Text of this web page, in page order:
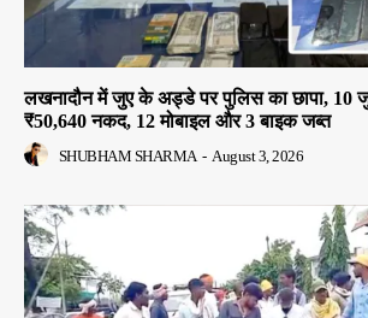
लखनादौन में जुए के अड्डे पर पुलिस का छापा, 10
₹50,640 नकद, 12 मोबाइल और 3 बाइक जब्त
SHUBHAM SHARMA - August 3, 2026